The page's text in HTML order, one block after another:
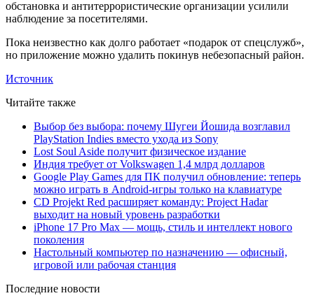
обстановка и антитеррористические организации усилили
наблюдение за посетителями.
Пока неизвестно как долго работает «подарок от спецслужб»,
но приложение можно удалить покинув небезопасный район.
Источник
Читайте также
Выбор без выбора: почему Шугеи Йошида возглавил
PlayStation Indies вместо ухода из Sony
Lost Soul Aside получит физическое издание
Индия требует от Volkswagen 1,4 млрд долларов
Google Play Games для ПК получил обновление: теперь
можно играть в Android-игры только на клавиатуре
CD Projekt Red расширяет команду: Project Hadar
выходит на новый уровень разработки
iPhone 17 Pro Max — мощь, стиль и интеллект нового
поколения
Настольный компьютер по назначению — офисный,
игровой или рабочая станция
Последние новости